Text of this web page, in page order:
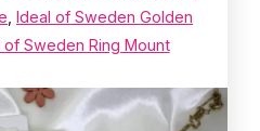
Ideal of Sweden Golden
of Sweden Ring Mount